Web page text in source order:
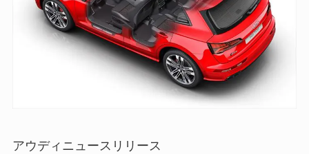
アウディニュースリリース